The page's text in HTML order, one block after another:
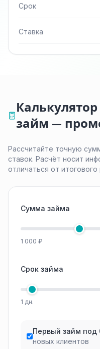
Срок
Ставка
займ —
Рассчитайте точную
ставок. Расчёт носит
отличаться от
Сумма займа
1 000 ₽
Срок займа
1 дн.
Первый займ под
новых клиентов